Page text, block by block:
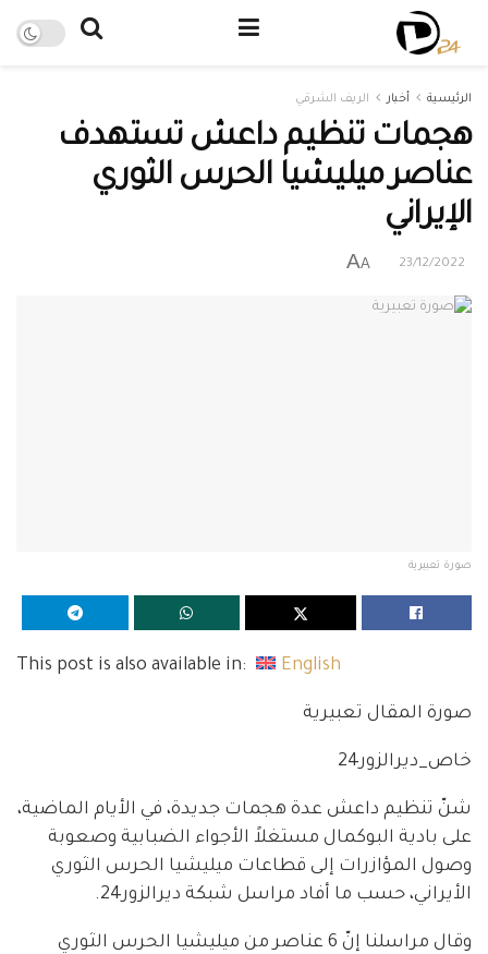
الرئيسية أخبار الريف الشرقي
هجمات تنظيم داعش تستهدف
عناصر ميليشيا الحرس الثوري
الإيراني
23/12/2022
A
A
صورة تعبيرية
This post is also available in: English
صورة المقال تعبيرية
خاص_ديرالزور24
شنّ تنظيم داعش عدة هجمات جديدة، في الأيام الماضية،
على بادية البوكمال مستغلاً الأجواء الضبابية وصعوبة
وصول المؤازرات إلى قطاعات ميليشيا الحرس الثوري
الأيراني، حسب ما أفاد مراسل شبكة ديرالزور24.
وقال مراسلنا إنّ 6 عناصر من ميليشيا الحرس الثوري